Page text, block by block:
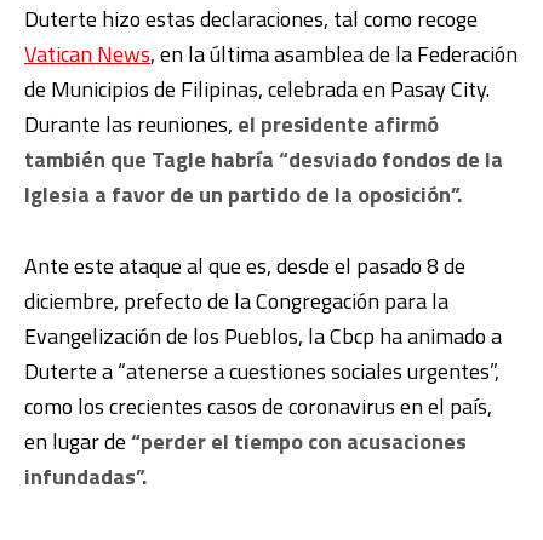
Duterte hizo estas declaraciones, tal como recoge
Vatican News, en la última asamblea de la Federación
de Municipios de Filipinas, celebrada en Pasay City.
Durante las reuniones, el presidente afirmó
también que Tagle habría “desviado fondos de la
Iglesia a favor de un partido de la oposición”.
Ante este ataque al que es, desde el pasado 8 de
diciembre, prefecto de la Congregación para la
Evangelización de los Pueblos, laCbcp ha animado a
Duterte a “atenerse a cuestiones sociales urgentes”,
como los crecientes casos de coronavirus en el país,
en lugar de“perder el tiempo con acusaciones
infundadas”.